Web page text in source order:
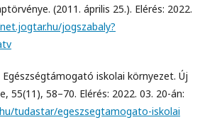
(2011. április 25.). Elérés: 2022.
jogszabaly?
Egészségtámogató iskolai környezet. Új
55(11), 58–70. Elérés: 2022. 03. 20-án:
tudastar/egeszsegtamogato-iskolai